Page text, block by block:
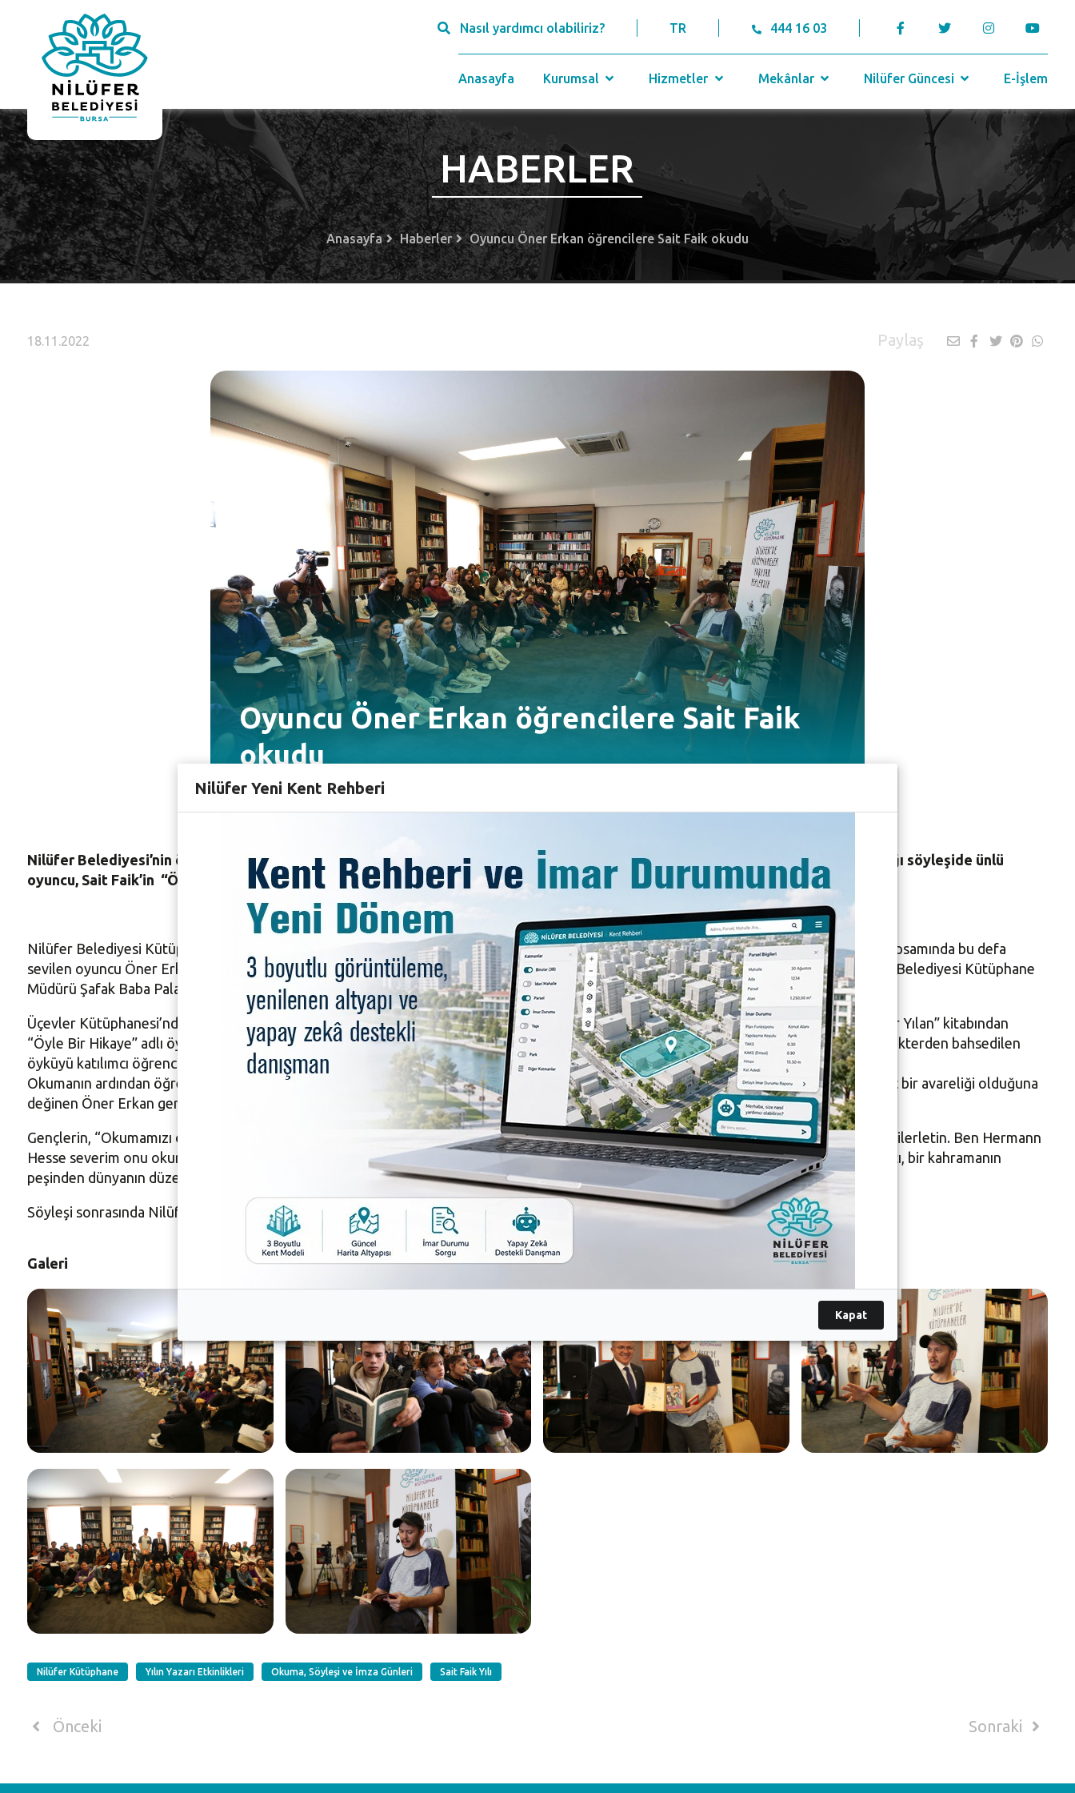
Nasıl yardımcı olabiliriz? TR 444 16 03
Anasayfa Kurumsal Hizmetler Mekânlar Nilüfer Güncesi E-İşlem
HABERLER
Anasayfa Haberler Oyuncu Öner Erkan öğrencilere Sait Faik okudu
18.11.2022 Paylaş
Oyuncu Öner Erkan öğrencilere Sait Faik
okudu
Nilüfer Belediyesi’nin öğrenciler için düzenlediği söyleşilere bu defa oyuncu Öner Erkan konuk oldu. Üniversiteli gençlerin katıldığı söyleşide ünlü
oyuncu, Sait Faik’in “Öyle Bir Hikaye” isimli öyküsünü okudu, ardından da keyifli bir söyleşi gerçekleştirdi.
Nilüfer Belediyesi Kütüphane Müdürlüğü Yılın Yazarı Sait Faik etkinliklerinin alanında değerli isimlerin katılımıyla sürdürüyor. Etkinlikler kapsamında bu defa
sevilen oyuncu Öner Erkan, üniversite öğrencileriyle bir araya geldi. Buluşmaya Nilüfer Belediye Başkan Yardımcısı Zafer Yıldız ile Nilüfer Belediyesi Kütüphane
Müdürü Şafak Baba Pala da katıldı.
Üçevler Kütüphanesi’nde gerçekleşen etkinlikte bir çok dizi ve filmde rol alan oyuncu Öner Erkan gençlere Sait Faik’in “Alemdağ’da Var Bir Yılan” kitabından
“Öyle Bir Hikaye” adlı öyküyü okudu. Gerçek ve gerçeklik dışında yaşanan bir hikayeyi konu edinen ve hayal gerçek arasında bocalayan karakterden bahsedilen
öyküyü katılımcı öğrenciler ilgiyle dinledi.
Okumanın ardından öğrenciler, Öner Erkan’a hem hikayeyle ilgili hem de oyunculuğuyla ilgili sorular yöneltti. Okuduğu hikayenin çok ilginç bir avareliği olduğuna
değinen Öner Erkan gençlere “Kitap okuyun” tavsiyesinde bulundu.
Gençlerin, “Okumamızı önerdiğiniz bir kitap var mı?” sorusunu cevaplayan Öner Erkan, “Siz de kendinize bir tarz geliştirin ve okumalarınızı ilerletin. Ben Hermann
Hesse severim onu okurum. Benim okumaktan hoşlandığım kitaplar hafif puslu, bulutlu, hüzünlü hisler bırakan kitaplardır. Yer altı edebiyatı, bir kahramanın
peşinden dünyanın düzenini değiştirmeye çalışan romantik serserileri de seviyorum” dedi.
Söyleşi sonrasında Nilüfer Belediye Başkan Yardımcısı Zafer Yıldız Öner Erkan’a teşekkür etti.
Galeri
Nilüfer Kütüphane Yılın Yazarı Etkinlikleri Okuma, Söyleşi ve İmza Günleri Sait Faik Yılı
Önceki Sonraki
Nilüfer Yeni Kent Rehberi
Kapat